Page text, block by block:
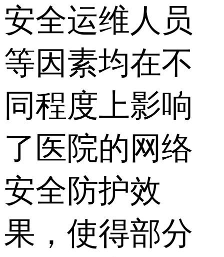
安全运维人员
等因素均在不
同程度上影响
了医院的网络
安全防护效
果，使得部分